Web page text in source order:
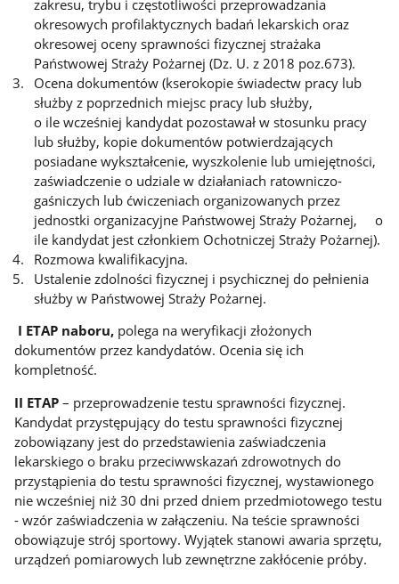
zakresu, trybu i częstotliwości przeprowadzania
okresowych profilaktycznych badań lekarskich oraz
okresowej oceny sprawności fizycznej strażaka
Państwowej Straży Pożarnej (Dz. U. z 2018 poz.673).
Ocena dokumentów (kserokopie świadectw pracy lub
służby z poprzednich miejsc pracy lub służby,
o ile wcześniej kandydat pozostawał w stosunku pracy
lub służby, kopie dokumentów potwierdzających
posiadane wykształcenie, wyszkolenie lub umiejętności,
zaświadczenie o udziale w działaniach ratowniczo-
gaśniczych lub ćwiczeniach organizowanych przez
jednostki organizacyjne Państwowej Straży Pożarnej, o
ile kandydat jest członkiem Ochotniczej Straży Pożarnej).
Rozmowa kwalifikacyjna.
Ustalenie zdolności fizycznej i psychicznej do pełnienia
służby w Państwowej Straży Pożarnej.
I ETAP naboru, polega na weryfikacji złożonych
dokumentów przez kandydatów. Ocenia się ich
kompletność.
II ETAP – przeprowadzenie testu sprawności fizycznej.
Kandydat przystępujący do testu sprawności fizycznej
zobowiązany jest do przedstawienia zaświadczenia
lekarskiego o braku przeciwwskazań zdrowotnych do
przystąpienia do testu sprawności fizycznej, wystawionego
nie wcześniej niż 30 dni przed dniem przedmiotowego testu
- wzór zaświadczenia w załączeniu. Na teście sprawności
obowiązuje strój sportowy. Wyjątek stanowi awaria sprzętu,
urządzeń pomiarowych lub zewnętrzne zakłócenie próby.